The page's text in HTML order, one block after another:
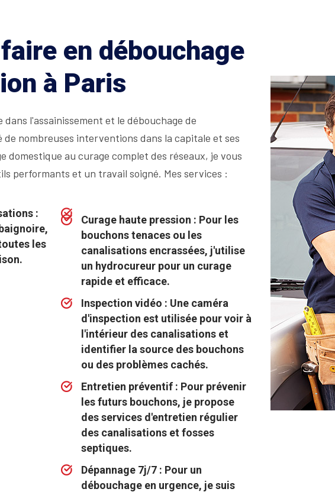
en débouchage
à Paris
dans l'assainissement et le débouchage de
nombreuses interventions dans la capitale et ses
domestique au curage complet des réseaux, je vous
performants et un travail soigné. Mes services :
:
les
Curage haute pression : Pour les
bouchons tenaces ou les
canalisations encrassées, j'utilise
un hydrocureur pour un curage
rapide et efficace.
Inspection vidéo : Une caméra
d'inspection est utilisée pour voir à
l'intérieur des canalisations et
identifier la source des bouchons
ou des problèmes cachés.
Entretien préventif : Pour prévenir
les futurs bouchons, je propose
des services d'entretien régulier
des canalisations et fosses
septiques.
Dépannage 7j/7 : Pour un
débouchage en urgence, je suis